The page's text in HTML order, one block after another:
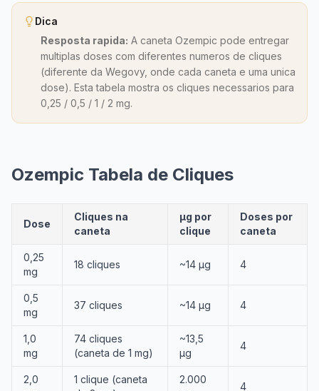
Dica
Resposta rapida: A caneta Ozempic pode entregar
multiplas doses com diferentes numeros de cliques
(diferente da Wegovy, onde cada caneta e uma unica
dose). Esta tabela mostra os cliques necessarios para
0,25 / 0,5 / 1 / 2 mg.
Ozempic Tabela de Cliques
Dose
Cliques na
caneta
µg por
clique
Doses por
caneta
0,25
mg
18 cliques ~14 µg 4
0,5
mg
37 cliques ~14 µg 4
1,0
mg
74 cliques
(caneta de 1 mg)
~13,5
µg
4
2,0
1 clique (caneta
2.000
4